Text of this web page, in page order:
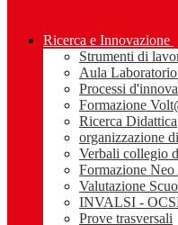
Ricerca e Innovazione
Strumenti di
Aula
Processi
Formazione
Ricerca Didattica
organizzazione
Verbali collegio
Formazione Neo
Valutazione
INVALSI -
Prove trasversali